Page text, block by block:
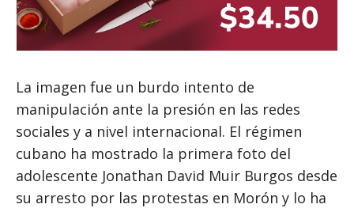
La imagen fue un burdo intento de
manipulación ante la presión en las redes
sociales y a nivel internacional. El régimen
cubano ha mostrado la primera foto del
adolescente Jonathan David Muir Burgos desde
su arresto por las protestas en Morón y lo ha